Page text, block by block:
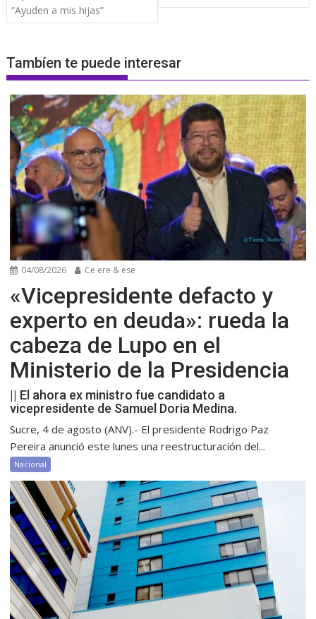
“Ayuden a mis hijas”
Tambíen te puede interesar
04/08/2026 Ce ere & ese
«Vicepresidente defacto y
experto en deuda»: rueda la
cabeza de Lupo en el
Ministerio de la Presidencia
|| El ahora ex ministro fue candidato a
vicepresidente de Samuel Doria Medina.
Sucre, 4 de agosto (ANV).- El presidente Rodrigo Paz
Pereira anunció este lunes una reestructuración del...
Nacional